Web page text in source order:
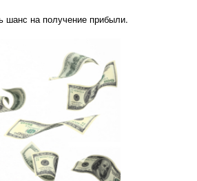
шанс на получение прибыли.